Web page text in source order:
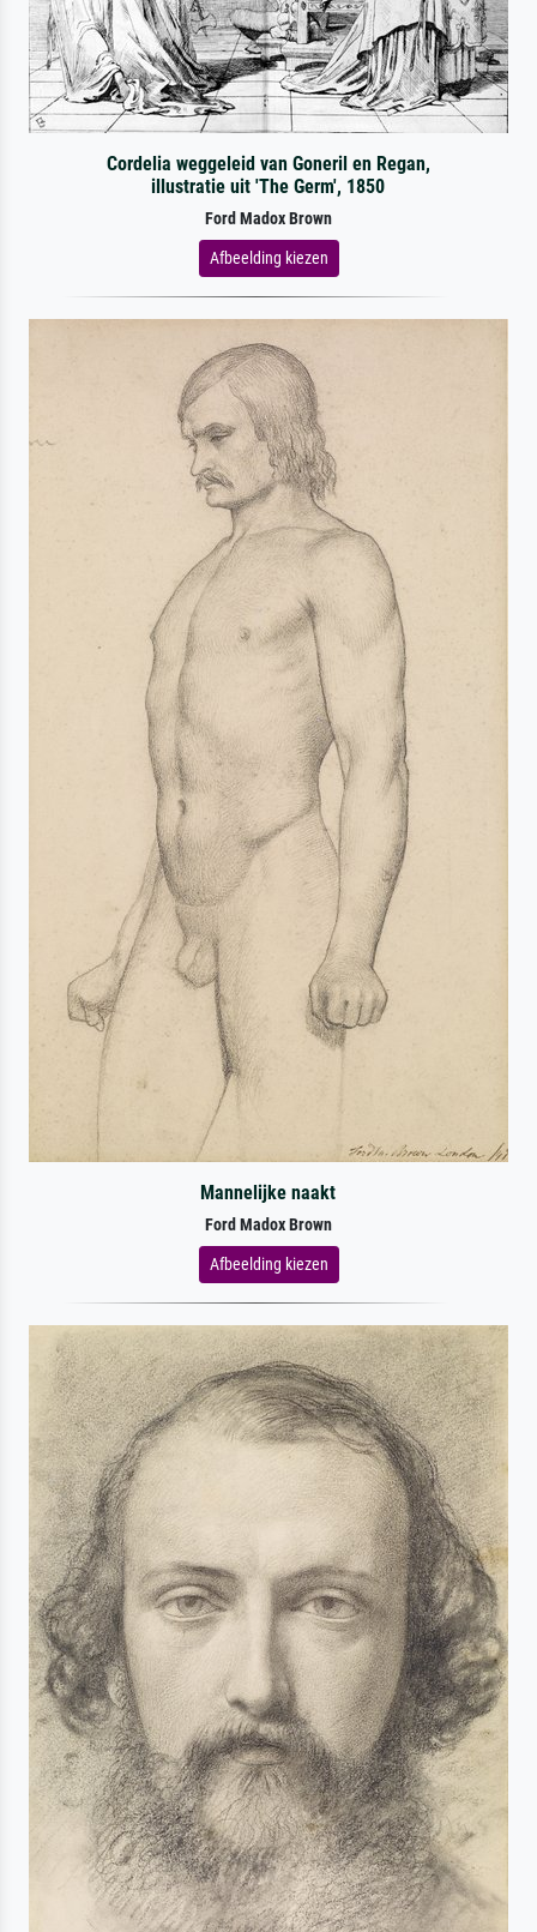
Cordelia weggeleid van Goneril en Regan,
illustratie uit 'The Germ', 1850
Ford Madox Brown
Afbeelding kiezen
Mannelijke naakt
Ford Madox Brown
Afbeelding kiezen